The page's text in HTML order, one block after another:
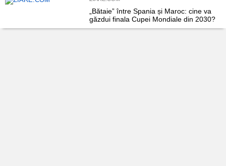
„Bătaie” între Spania și Maroc: cine va
găzdui finala Cupei Mondiale din 2030?